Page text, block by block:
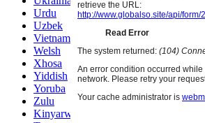
Urdu
Uzbek
Vietnamese
Welsh
Xhosa
Yiddish
Yoruba
Zulu
Kinyarwanda